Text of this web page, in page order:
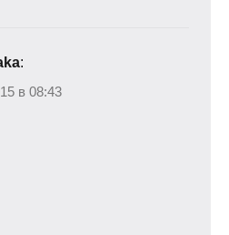
:
в 08:43